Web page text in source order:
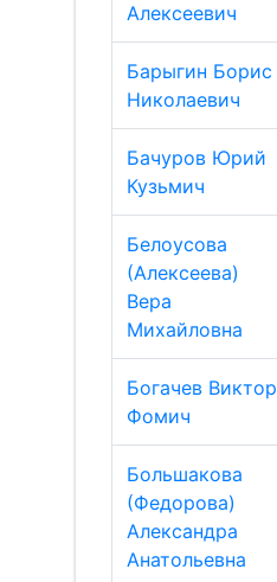
Алексеевич
Барыгин Борис
Николаевич
Бачуров Юрий
Кузьмич
Белоусова
(Алексеева)
Вера
Михайловна
Богачев Виктор
Фомич
Большакова
(Федорова)
Александра
Анатольевна